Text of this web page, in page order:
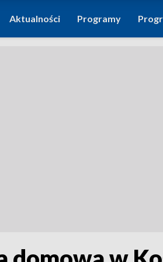
Aktualności Programy